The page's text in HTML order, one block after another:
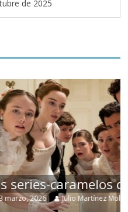
de 2025
de Shondaland
Molina 0